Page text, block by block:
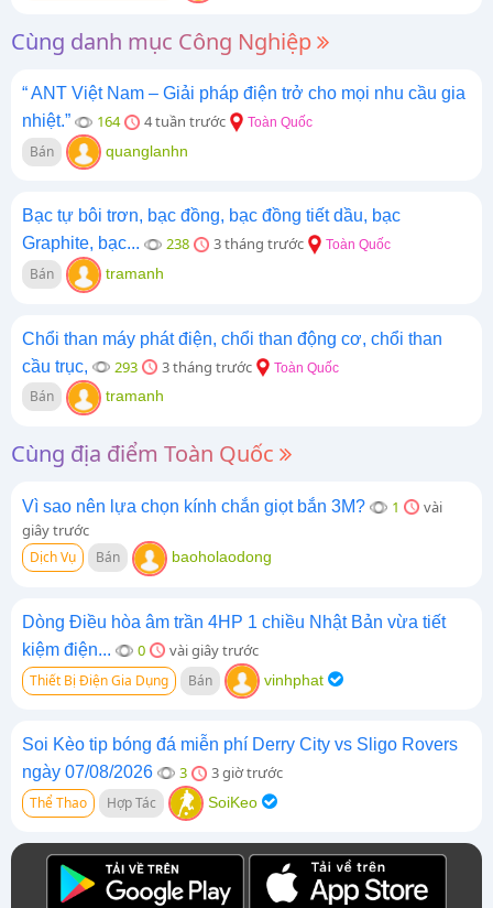
Cùng danh mục Công Nghiệp
“ ANT Việt Nam – Giải pháp điện trở cho mọi nhu cầu gia
nhiệt.”
164 4 tuần trước Toàn Quốc
Bán quanglanhn
Bạc tự bôi trơn, bạc đồng, bạc đồng tiết dầu, bạc
Graphite, bạc...
238 3 tháng trước Toàn Quốc
Bán tramanh
Chổi than máy phát điện, chổi than động cơ, chổi than
cầu trục,
293 3 tháng trước Toàn Quốc
Bán tramanh
Cùng địa điểm Toàn Quốc
Vì sao nên lựa chọn kính chắn giọt bắn 3M? 1
vài
giây trước
Dịch Vụ Bán baoholaodong
Dòng Điều hòa âm trần 4HP 1 chiều Nhật Bản vừa tiết
kiệm điện...
0 vài giây trước
Thiết Bị Điện Gia Dụng Bán vinhphat
Soi Kèo tip bóng đá miễn phí Derry City vs Sligo Rovers
ngày 07/08/2026
3 3 giờ trước
Thể Thao Hợp Tác SoiKeo